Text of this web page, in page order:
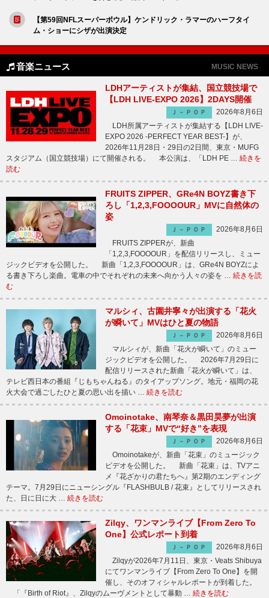
【第59回NFLスーパーボウル】ケンドリック・ラマーのハーフタイ
ム・ショーにシザが出演決定
音楽ニュース MUSIC NEWS
LDHアーティストが集結、国立競技場で
【LDH LIVE-EXPO 2026】2DAYS開催
Ｊ－ＰＯＰ
2026年8月6日
LDH所属アーティストが集結する【LDH LIVE-
EXPO 2026 -PERFECT YEAR BEST-】が、
2026年11月28日・29日の2日間、東京・MUFG
スタジアム（国立競技場）にて開催される。 本公演は、「LDH PE … 続きを
読む
FRUITS ZIPPER、GRe4N BOYZ書き下
ろし「1,2,3,FOOOOUR」MVに自然体の
姿
Ｊ－ＰＯＰ
2026年8月6日
FRUITS ZIPPERが、新曲
「1,2,3,FOOOOUR」を配信リリースし、ミュー
ジックビデオを公開した。 新曲「1,2,3,FOOOOUR」は、GRe4N BOYZによ
る書き下ろし楽曲。電車の中でそれぞれの未来へ向かう人々の姿を … 続きを読
む
マルシィ、古園井寧々が出演する「花火
が瞬いて」MVはひと夏の物語
Ｊ－ＰＯＰ
2026年8月6日
マルシィが、新曲「花火が瞬いて」のミュー
ジックビデオを公開した。 2026年7月29日に
配信リリースされた新曲「花火が瞬いて」は、
テレビ西日本の番組『じもちゃんねる』のタイアップソング。地元・福岡の花
火大会で過ごしたひと夏の思い出を描い … 続きを読む
Omoinotake、南琴奈＆黒田昊夢が出演
する「花束」MVで“好き”を表現
Ｊ－ＰＯＰ
2026年8月6日
Omoinotakeが、新曲「花束」のミュージック
ビデオを公開した。 新曲「花束」は、TVアニ
メ『花ざかりの君たちへ』第2期のエンディング
テーマ。7月29日にニューシングル『FLASHBULB / 花束』としてリリースされ
た、日に日に大 … 続きを読む
Zilqy、ワンマンライブ【From Zero To
One】公式レポート到着
Ｊ－ＰＯＰ
2026年8月6日
Zilqyが2026年7月11日、東京・Veats Shibuya
にてワンマンライブ【From Zero To One】を開
催し、そのオフィシャルレポートが到着した。
「『Birth of Riot』、Zilqyのムーヴメントとして暴動 … 続きを読む